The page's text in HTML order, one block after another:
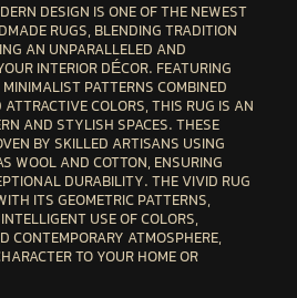
DESIGN IS ONE OF THE NEWEST
RUGS, BLENDING TRADITION
AN UNPARALLELED AND
INTERIOR DÉCOR. FEATURING
PATTERNSCOMBINED
COLORS, THIS RUG IS AN
AND STYLISH SPACES. THESE
BY SKILLED ARTISANS USING
WOOL AND COTTON, ENSURING
DURABILITY. THEVIVID RUG
ITSGEOMETRIC PATTERNS,
USE OF COLORS,
CONTEMPORARY ATMOSPHERE,
TO YOUR HOME OR